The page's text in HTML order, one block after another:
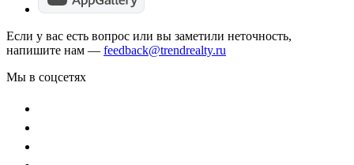
Если у вас есть вопрос или вы заметили неточность,
напишите нам — feedback@trendrealty.ru
Мы в соцсетях